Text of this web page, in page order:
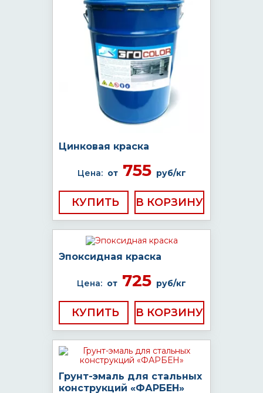
Цинковая краска
Цена: от755 руб/кг
КУПИТЬ
Эпоксидная краска
Цена: от 725 руб/кг
КУПИТЬ
Грунт-эмаль для стальных
конструкций «ФАРБЕН»